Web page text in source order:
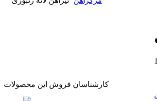
1
کارشناسان فروش این محصولات